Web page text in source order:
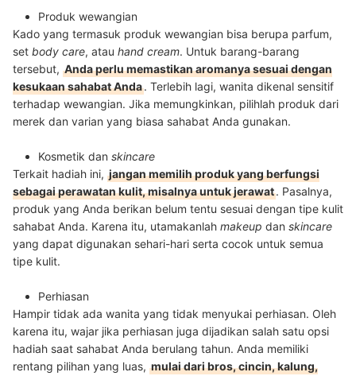
Produk wewangian
Kado yang termasuk produk wewangian bisa berupa parfum,
set body care, atau hand cream. Untuk barang-barang
tersebut, Anda perlu memastikan aromanya sesuai dengan
kesukaan sahabat Anda. Terlebih lagi, wanita dikenal sensitif
terhadap wewangian. Jika memungkinkan, pilihlah produk dari
merek dan varian yang biasa sahabat Anda gunakan.
Kosmetik dan skincare
Terkait hadiah ini, jangan memilih produk yang berfungsi
sebagai perawatan kulit, misalnya untuk jerawat. Pasalnya,
produk yang Anda berikan belum tentu sesuai dengan tipe kulit
sahabat Anda. Karena itu, utamakanlah makeup dan skincare
yang dapat digunakan sehari-hari serta cocok untuk semua
tipe kulit.
Perhiasan
Hampir tidak ada wanita yang tidak menyukai perhiasan. Oleh
karena itu, wajar jika perhiasan juga dijadikan salah satu opsi
hadiah saat sahabat Anda berulang tahun. Anda memiliki
rentang pilihan yang luas, mulai dari bros, cincin, kalung,